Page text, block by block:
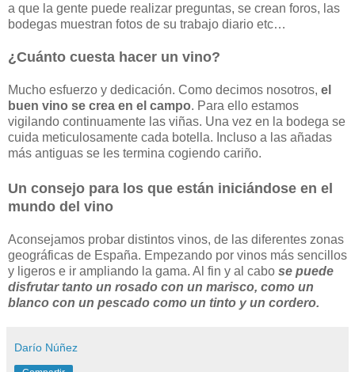
a que la gente puede realizar preguntas, se crean foros, las
bodegas muestran fotos de su trabajo diario etc…
¿Cuánto cuesta hacer un vino?
Mucho esfuerzo y dedicación. Como decimos nosotros, el
buen vino se crea en el campo. Para ello estamos
vigilando continuamente las viñas. Una vez en la bodega se
cuida meticulosamente cada botella. Incluso a las añadas
más antiguas se les termina cogiendo cariño.
Un consejo para los que están iniciándose en el
mundo del vino
Aconsejamos probar distintos vinos, de las diferentes zonas
geográficas de España. Empezando por vinos más sencillos
y ligeros e ir ampliando la gama. Al fin y al cabo se puede
disfrutar tanto un rosado con un marisco, como un
blanco con un pescado como un tinto y un cordero.
Darío Núñez